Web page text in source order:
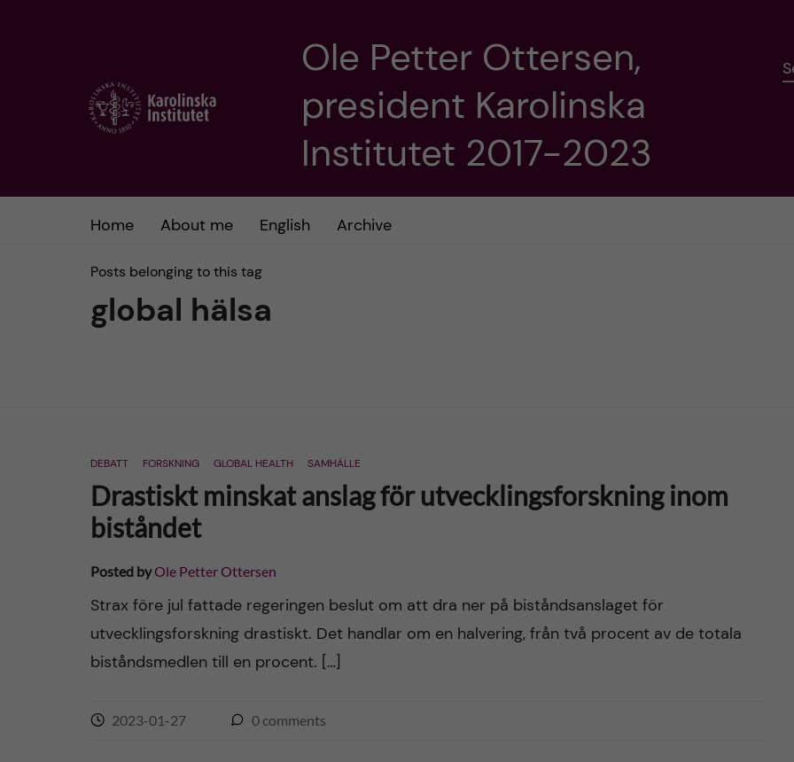
m
Ole Petter Ottersen,
president Karolinska
Institutet 2017-2023
Home About me English Archive
Posts belonging to this tag
global hälsa
DEBATT FORSKNING GLOBAL HEALTH SAMHÄLLE
Drastiskt minskat anslag för utvecklingsforskning inom
biståndet
Posted byOle Petter Ottersen
Strax före jul fattade regeringen beslut om att dra ner på biståndsanslaget för
utvecklingsforskning drastiskt. Det handlar om en halvering, från två procent av de totala
biståndsmedlen till en procent. […]
2023-01-27 0 comments